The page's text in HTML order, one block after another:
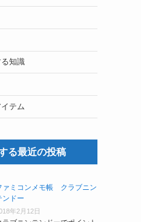
知識
テム
る最近の投稿
ァミコンメモ帳 クラブニン
ンドー
年2月12日